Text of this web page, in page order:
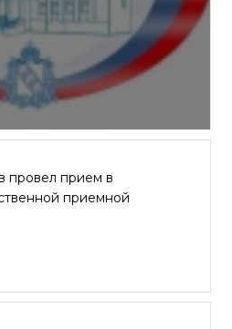
провел прием в
приемной